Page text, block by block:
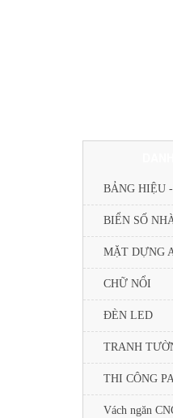
BẢNG HIỆU
BIỂN SỐ
MẶT DỰNG
CHỮ NỔI
ĐÈN LED
TRANH
THI CÔNG
Vách ngăn